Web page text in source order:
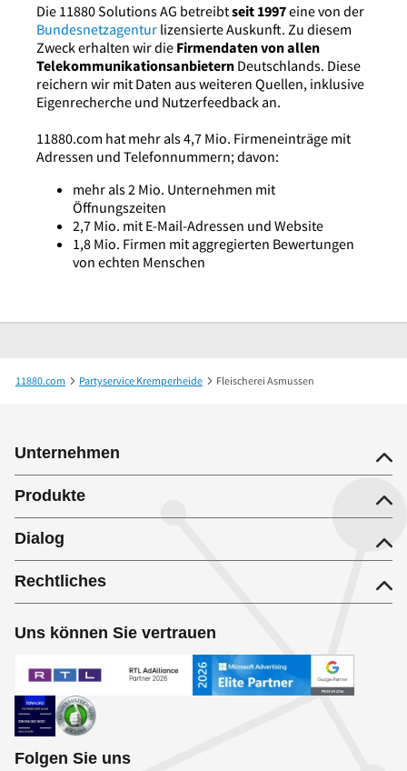
Die 11880 Solutions AG betreibtseit 1997eine von der
Bundesnetzagentur lizensierte Auskunft. Zu diesem
Zweck erhalten wir die Firmendaten von allen
Telekommunikationsanbietern Deutschlands. Diese
reichern wir mit Daten aus weiteren Quellen, inklusive
Eigenrecherche und Nutzerfeedback an.
11880.com hat mehr als 4,7 Mio. Firmeneinträge mit
Adressen und Telefonnummern; davon:
mehr als 2 Mio. Unternehmen mit
Öffnungszeiten
2,7 Mio. mit E-Mail-Adressen und Website
1,8 Mio. Firmen mit aggregierten Bewertungen
von echten Menschen
11880.com Partyservice Kremperheide Fleischerei Asmussen
Unternehmen
Produkte
Dialog
Rechtliches
Uns können Sie vertrauen
Folgen Sie uns